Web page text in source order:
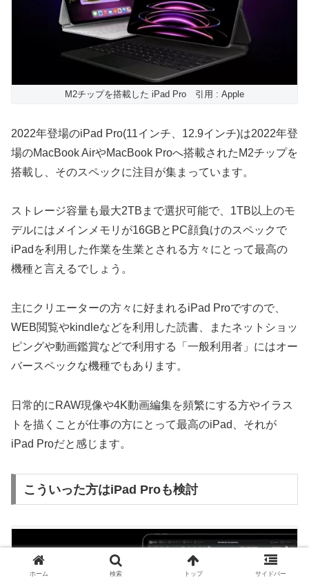
M2チップを搭載した iPad Pro 引用 : Apple
2022年登場のiPad Pro(11インチ、12.9インチ)は2022年登
場のMacBook AirやMacBook Proへ搭載されたM2チップを
搭載し、そのスペックに注目が集まっています。
ストレージ容量も最大2TBまで選択可能で、1TB以上のモ
デルにはメインメモリが16GBとPC顔負けのスペックで
iPadを利用した作業を生業とされる方々にとって最高の
機種と言えるでしょう。
主にクリエーターの方々に好まれるiPad Proですので、
WEB閲覧やkindleなどを利用した読書、またネットショッ
ピングや動画鑑賞などで利用する「一般利用者」にはオー
バースペックな機種でもあります。
日常的にRAW現像や4K動画編集を頻繁にする方やイラス
トを描くことが仕事の方にとって最高のiPad、それが
iPad Proだと感じます。
こういった方はiPad Proも検討
ホーム 検索 トップ サイドバー